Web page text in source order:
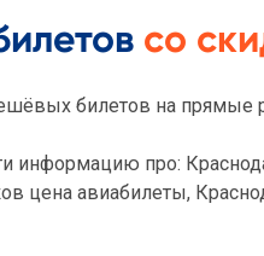
со
билетов на прямые
информацию про:
цена авиабилеты,